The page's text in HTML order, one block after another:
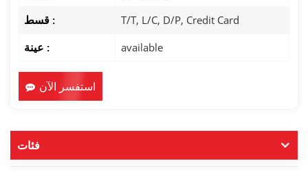
قسط : T/T, L/C, D/P, Credit Card
عينة : available
استفسر الآن
فئات